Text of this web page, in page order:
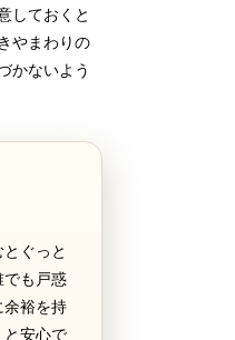
しておくと
やまわりの
かないよう
ぐっと
でも戸惑
余裕を持
と安心で